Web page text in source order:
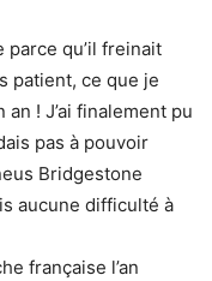
parce qu’il freinait
patient, ce que je
! J’ai finalement pu
pas à pouvoir
Bridgestone
aucune difficulté à
française l’an